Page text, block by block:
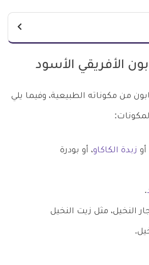
الأفريقي الأسود
من مكوناته الطبيعية، وفيما يلي
زبدة الكاكاو، أو بودرة
.
النخيل، مثل زيت النخيل